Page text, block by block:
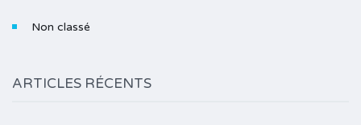
Non classé
ARTICLES RÉCENTS